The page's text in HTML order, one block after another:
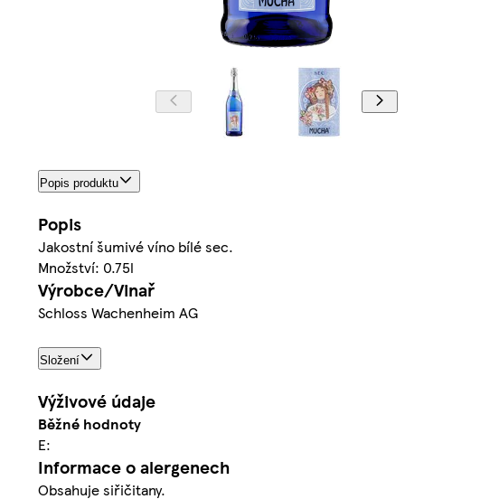
Popis produktu
Popis
Jakostní šumivé víno bílé sec.
Množství: 0.75l
Výrobce/Vinař
Schloss Wachenheim AG
Složení
Výživové údaje
Běžné hodnoty
E:
Informace o alergenech
Obsahuje siřičitany.